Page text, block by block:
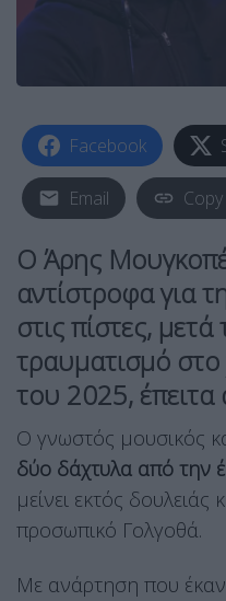
Facebook
Email
O Άρης
αντίστροφα για
στις πίστες,
τραυματισμό στο
του 2025, έπειτα
Ο γνωστός μουσικός
δύο δάχτυλα από την
μείνει εκτός δουλειάς
προσωπικό Γολγοθά.
Με ανάρτηση που